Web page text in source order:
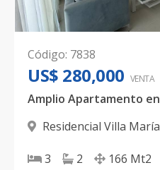
Código: 7838
US$ 280,000 VENTA
Residencial Villa María
3 2 166 Mt2